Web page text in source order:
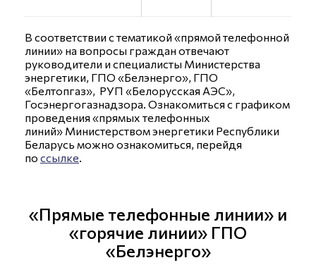
В соответствии с тематикой «прямой телефонной
линии» на вопросы граждан отвечают
руководители и специалисты Министерства
энергетики, ГПО «Белэнерго», ГПО
«Белтопгаз», РУП «Белорусская АЭС»,
Госэнергогазнадзора. Ознакомиться с графиком
проведения «прямых телефонных
линий» Министерством энергетики Республики
Беларусь можно ознакомиться, перейдя
по ссылке.
«Прямые телефонные линии» и
«горячие линии» ГПО
«Белэнерго»